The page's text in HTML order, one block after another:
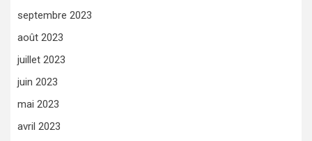
septembre 2023
août 2023
juillet 2023
juin 2023
mai 2023
avril 2023